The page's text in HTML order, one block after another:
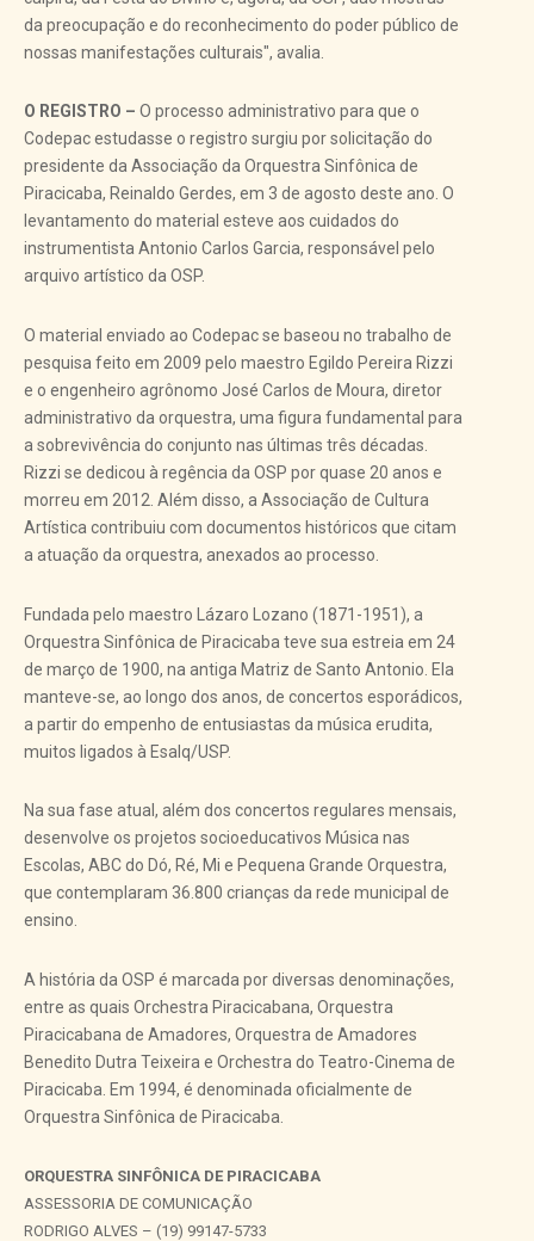
da preocupação e do reconhecimento do poder público de
nossas manifestações culturais", avalia.
O REGISTRO – O processo administrativo para que o
Codepac estudasse o registro surgiu por solicitação do
presidente da Associação da Orquestra Sinfônica de
Piracicaba, Reinaldo Gerdes, em 3 de agosto deste ano. O
levantamento do material esteve aos cuidados do
instrumentista Antonio Carlos Garcia, responsável pelo
arquivo artístico da OSP.
O material enviado ao Codepac se baseou no trabalho de
pesquisa feito em 2009 pelo maestro Egildo Pereira Rizzi
e o engenheiro agrônomo José Carlos de Moura, diretor
administrativo da orquestra, uma figura fundamental para
a sobrevivência do conjunto nas últimas três décadas.
Rizzi se dedicou à regência da OSP por quase 20 anos e
morreu em 2012. Além disso, a Associação de Cultura
Artística contribuiu com documentos históricos que citam
a atuação da orquestra, anexados ao processo.
Fundada pelo maestro Lázaro Lozano (1871-1951), a
Orquestra Sinfônica de Piracicaba teve sua estreia em 24
de março de 1900, na antiga Matriz de Santo Antonio. Ela
manteve-se, ao longo dos anos, de concertos esporádicos,
a partir do empenho de entusiastas da música erudita,
muitos ligados à Esalq/USP.
Na sua fase atual, além dos concertos regulares mensais,
desenvolve os projetos socioeducativos Música nas
Escolas, ABC do Dó, Ré, Mi e Pequena Grande Orquestra,
que contemplaram 36.800 crianças da rede municipal de
ensino.
A história da OSP é marcada por diversas denominações,
entre as quais Orchestra Piracicabana, Orquestra
Piracicabana de Amadores, Orquestra de Amadores
Benedito Dutra Teixeira e Orchestra do Teatro-Cinema de
Piracicaba. Em 1994, é denominada oficialmente de
Orquestra Sinfônica de Piracicaba.
ORQUESTRA SINFÔNICA DE PIRACICABA
ASSESSORIA DE COMUNICAÇÃO
RODRIGO ALVES – (19) 99147-5733